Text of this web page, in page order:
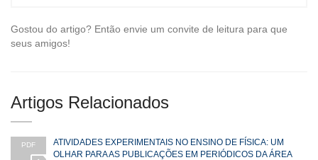
Gostou do artigo? Então envie um convite de leitura para que
seus amigos!
Artigos Relacionados
PDF
ATIVIDADES EXPERIMENTAIS NO ENSINO DE FÍSICA: UM
OLHAR PARA AS PUBLICAÇÕES EM PERIÓDICOS DA ÁREA